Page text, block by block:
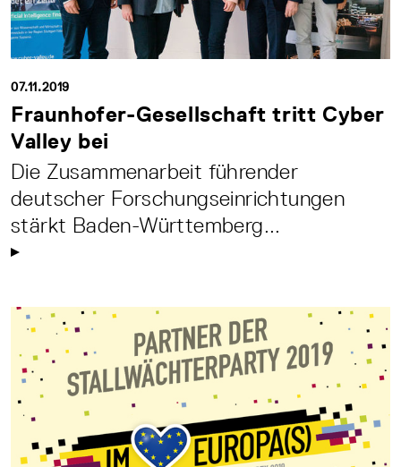
07.11.2019
Fraunhofer-Gesellschaft tritt Cyber
Valley bei
Die Zusammenarbeit führender
deutscher Forschungseinrichtungen
stärkt Baden-Württemberg...